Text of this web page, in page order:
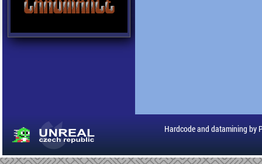
Hardcode and datamining by